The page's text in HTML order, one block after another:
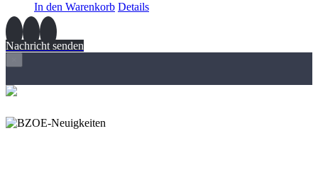
In den Warenkorb Details
Nachricht senden